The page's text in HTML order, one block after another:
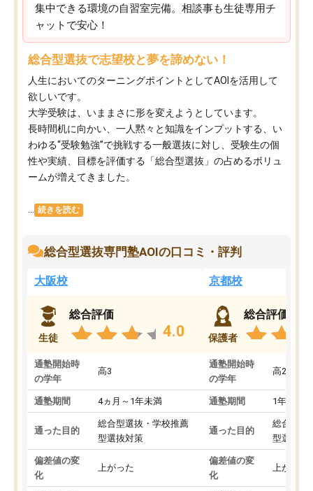
集中できる環境の自習室完備。相談事も生徒専用チ
ャットで安心！
総合型選抜で志望校と夢を諦めない！
人生においてのターニングポイントとしてAOIを活用して
欲しいです。
大学受験は、いままさに形を変えようとしています。
長時間机に向かい、一人黙々と知識をインプットする、い
わゆる“受験勉強”で挑戦する一般選抜に対し、受験生の個
性や実績、目標を評価する「総合型選抜」の占めるボリュ
ームが増えてきました。
続きを読む
総合型選抜専門塾AOIの口コミ・評判
大阪校
生徒
総合評価
4.0
通塾開始時
の学年
高3
通塾期間 4ヵ月～1年未満
通った目的
総合型選抜・学校推薦
型選抜対策
偏差値の変
化
上がった
京都校
保護者
総合評価
通塾開始時
の学年
高2
通塾期間 1年以上
通った目的
総合型選
型選抜対
偏差値の変
化
上がった